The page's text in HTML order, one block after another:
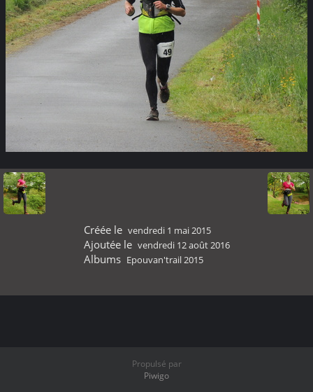
Créée le vendredi 1 mai 2015
Ajoutée le vendredi 12 août 2016
Albums Epouvan'trail 2015
Propulsé par
Piwigo